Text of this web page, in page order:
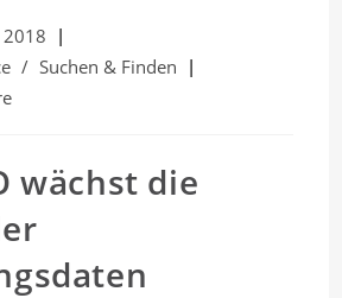
2018
/ Suchen & Finden
wächst die